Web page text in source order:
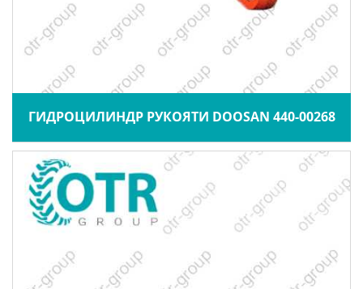
ГИДРОЦИЛИНДР РУКОЯТИ DOOSAN 440-00268